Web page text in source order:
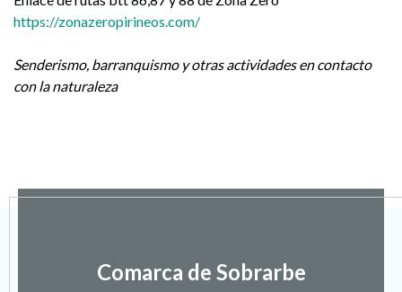
https://zonazeropirineos.com/
Senderismo, barranquismo y otras actividades en contacto
con la naturaleza
Comarca de Sobrarbe